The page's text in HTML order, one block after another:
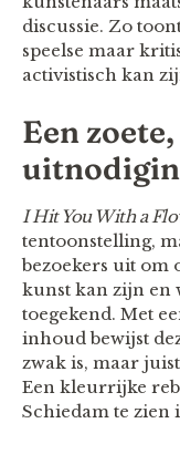
discussie. Zo
speelse maar
activistisch kan
Een
I Hit You With a
tentoonstelling,
bezoekers uit om
kunst kan zijn en
toegekend. Met
inhoud bewijst
zwak is, maar
Een kleurrijke
Schiedam te zien